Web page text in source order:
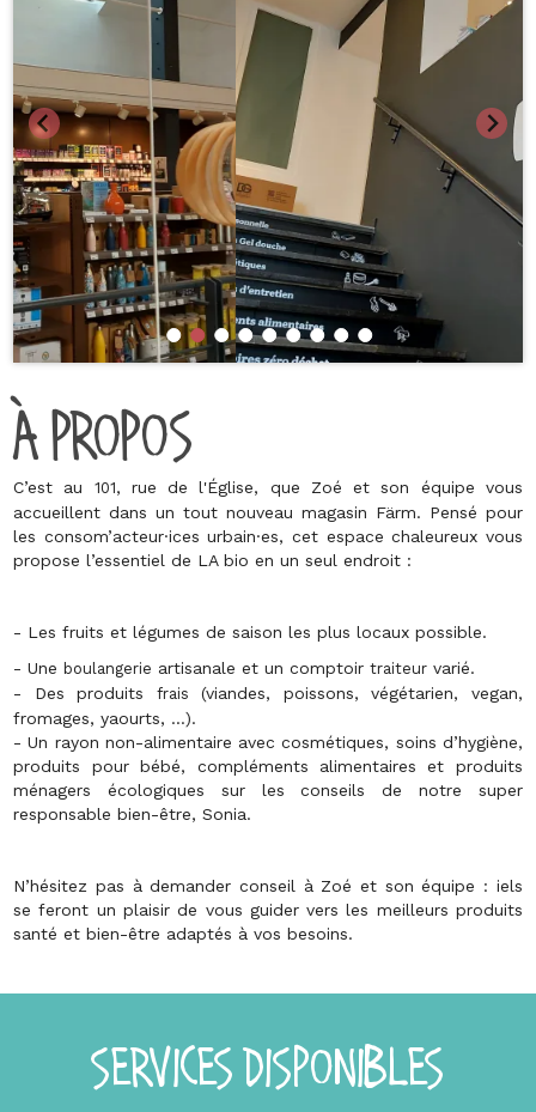
À PROPOS
C’est au 101, rue de l'Église, que Zoé et son équipe vous
accueillent dans un tout nouveau magasin Färm. Pensé pour
les consom’acteur·ices urbain·es, cet espace chaleureux vous
proposel’essentiel de LA bio en un seul endroit :
- Les fruits et légumes de saison les plus locauxpossible.
-Uneboulangerie artisanale et un comptoirtraiteur varié.
- Des produits frais (viandes, poissons, végétarien, vegan,
fromages, yaourts, …).
- Un rayon non-alimentaire aveccosmétiques, soins d’hygiène,
produits pour bébé, compléments alimentaires et produits
ménagers écologiques sur les conseils de notre super
responsable bien-être, Sonia.
N’hésitez pas à demander conseil à Zoé et son équipe : iels
se feront un plaisir de vous guider vers les meilleurs produits
santé et bien-être adaptés à vos besoins.
SERVICES DISPONIBLES